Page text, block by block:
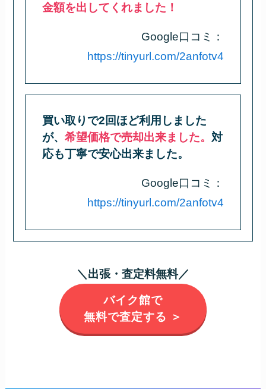
金額を出してくれました！
Google口コミ：
https://tinyurl.com/2anfotv4
買い取りで2回ほど利用しました
が、希望価格で売却出来ました。 対
応も丁寧で安心出来ました。
Google口コミ：
https://tinyurl.com/2anfotv4
＼出張・査定料無料／
バイク館で
無料で査定する ＞